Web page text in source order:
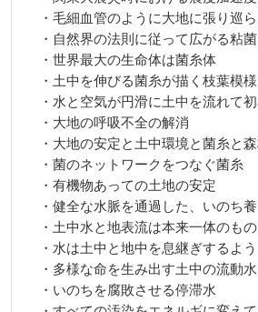
・毛細血管のように大地に張り巡
・自然界の法則に従って広がる粘菌
・世界最大の生命体は菌糸体
・土中を伸びる菌糸が描く枝葉模様
・水と空気が円滑に土中を流れて
・大地の呼吸不全の解消
・大地の安定と土中環境と菌糸と
・菌のネットワークをつなぐ菌糸
・有機物あっての土地の安定
・健全な水脈を通過した、いのち
・土中水と地表流は本来一体のもの
・水は土中と地中を息継ぎするよ
・多様な命を生み出す土中の流動水
・いのちを腐敗させる停滞水